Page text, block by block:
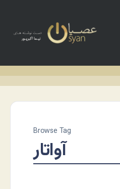
Browse Tag
آواتار